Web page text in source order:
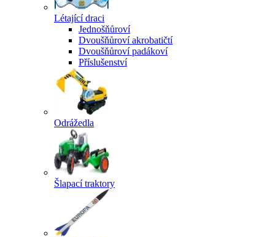
Létající draci
Jednošňůroví
Dvoušňůroví akrobatičtí
Dvoušňůroví padákoví
Příslušenství
Odrážedla
Šlapací traktory